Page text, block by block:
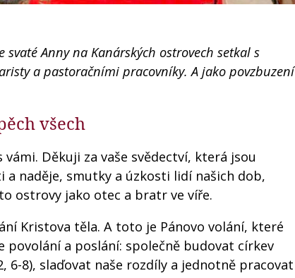
svaté Anny na Kanárských ostrovech setkal s
a pastoračními pracovníky. A jako povzbuzení
všech
Děkuji za vaše svědectví, která jsou
a naděje, smutky a úzkosti lidí našich dob,
ostrovy jako otec a bratr ve víře.
Kristova těla. A toto je Pánovo volání, které
povolání a poslání: společně budovat církev
6-8), slaďovat naše rozdíly a jednotně pracovat